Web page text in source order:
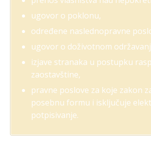
ugovor o poklonu,
određene naslednopravne
ugovor o doživotnom
izjave stranaka u postupku
zaostavštine,
pravne poslove za koje zakon
posebnu formu i isključuje
potpisivanje.